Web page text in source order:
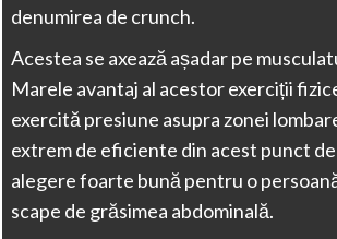
denumirea de crunch.
Acestea se axează așadar pe
Marele avantaj al acestor exerciții
exercită presiune asupra zonei
extrem de eficiente din acest punct
alegere foarte bună pentru o
scape de grăsimea abdominală.